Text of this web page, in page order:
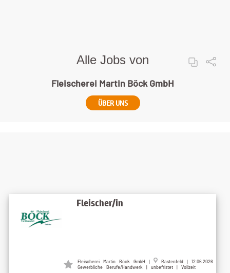
Alle Jobs von
Fleischerei Martin Böck GmbH
ÜBER UNS
Fleischer/in
Fleischerei Martin Böck GmbH |
Rastenfeld | 12.06.2026
Gewerbliche Berufe/Handwerk | unbefristet | Vollzeit